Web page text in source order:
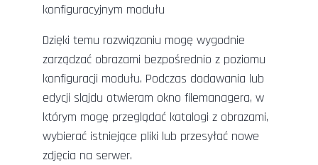
konfiguracyjnym modułu
Dzięki temu rozwiązaniu mogę wygodnie
zarządzać obrazami bezpośrednio z poziomu
konfiguracji modułu. Podczas dodawania lub
edycji slajdu otwieram okno filemanagera, w
którym mogę przeglądać katalogi z obrazami,
wybierać istniejące pliki lub przesyłać nowe
zdjęcia na serwer.